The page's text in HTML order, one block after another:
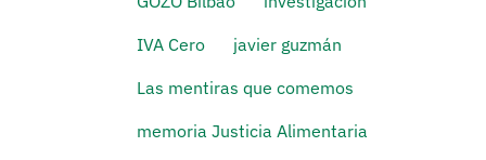
IVA Cero
javier guzmán
Las mentiras que comemos
memoria Justicia Alimentaria